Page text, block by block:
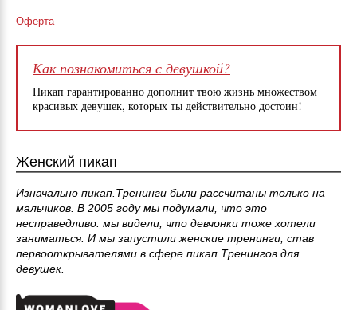
Оферта
Как познакомиться с девушкой?
Пикап гарантированно дополнит твою жизнь множеством
красивых девушек, которых ты действительно достоин!
Женский пикап
Изначально пикап.Тренинги были рассчитаны только на
мальчиков. В 2005 году мы подумали, что это
несправедливо: мы видели, что девчонки тоже хотели
заниматься. И мы запустили женские тренинги, став
первооткрывателями в сфере пикап.Тренингов для
девушек.